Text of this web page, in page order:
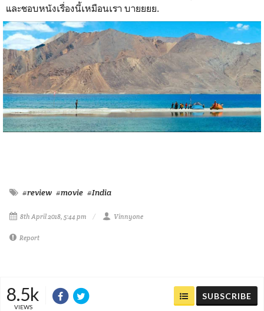
และชอบหนังเรื่องนี้เหมือนเรา บายยยย.
#review #movie #India
8th April 2018, 5:44 pm Vinnyone
Report
8.5k
VIEWS
SUBSCRIBE